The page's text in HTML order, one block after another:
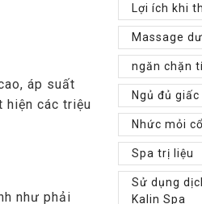
áp suất
hiện các triệu
như phải
Lợi ích khi
Massage
ngăn chặn
Ngủ đủ giấc
Nhức mỏi
Spa trị liệu
Sử dụng
Kalin Spa